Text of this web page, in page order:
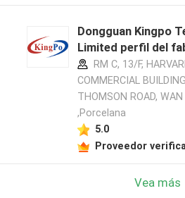
Dongguan Kingpo
Limited perfil del
RM C, 13/F,
COMMERCIAL
THOMSON ROAD,
,Porcelana
5.0
Proveedor
Vea más